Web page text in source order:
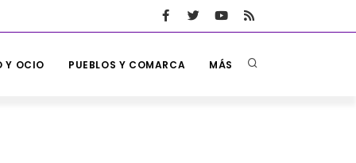
Y OCIO PUEBLOS Y COMARCA MÁS